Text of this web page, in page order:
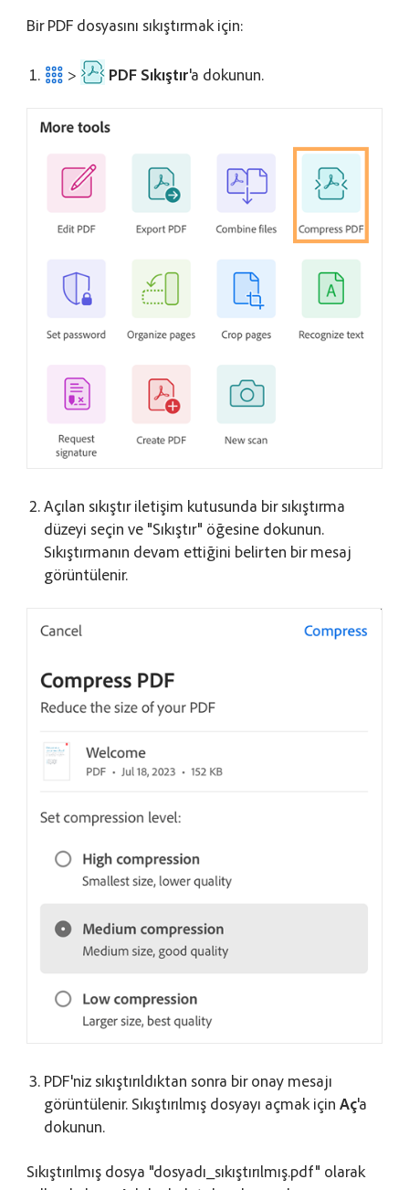
Bir PDF dosyasını sıkıştırmak için:
> PDF Sıkıştır'a dokunun.
Açılan sıkıştır iletişim kutusunda bir sıkıştırma
düzeyi seçin ve "Sıkıştır" öğesine dokunun.
Sıkıştırmanın devam ettiğini belirten bir mesaj
görüntülenir.
PDF'niz sıkıştırıldıktan sonra bir onay mesajı
görüntülenir. Sıkıştırılmış dosyayı açmak içinAç'a
dokunun.
Sıkıştırılmış dosya "dosyadı_sıkıştırılmış.pdf" olarak